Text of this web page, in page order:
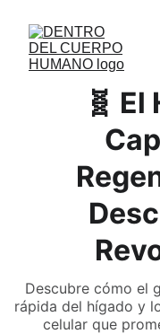
🧬
Descubre cómo el
rápida del hígado y
celular que